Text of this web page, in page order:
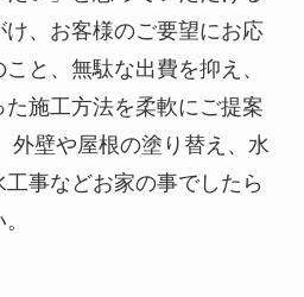
、お客様のご要望にお応
と、無駄な出費を抑え、
施工方法を柔軟にご提案
外壁や屋根の塗り替え、水
事などお家の事でしたら